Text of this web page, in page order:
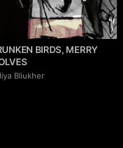
BIRDS, MERRY
Bliukher